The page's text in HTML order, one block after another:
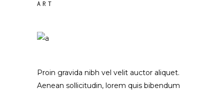
ART
Proin gravida nibh vel velit auctor aliquet.
Aenean sollicitudin, lorem quis bibendum